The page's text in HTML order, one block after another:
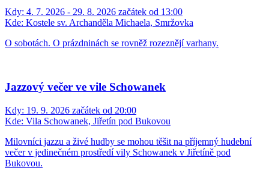
Kdy: 4. 7. 2026 - 29. 8. 2026 začátek od 13:00
Kde: Kostele sv. Archanděla Michaela, Smržovka
O sobotách. O prázdninách se rovněž rozeznějí varhany.
Jazzový večer ve vile Schowanek
Kdy: 19. 9. 2026 začátek od 20:00
Kde: Vila Schowanek, Jiřetín pod Bukovou
Milovníci jazzu a živé hudby se mohou těšit na příjemný hudební
večer v jedinečném prostředí vily Schowanek v Jiřetíně pod
Bukovou.